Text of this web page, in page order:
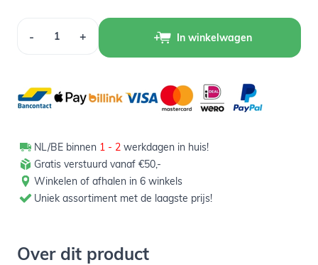
- + In winkelwagen
NL/BE binnen 1 - 2 werkdagen in huis!
Gratis verstuurd vanaf €50,-
Winkelen of afhalen in 6 winkels
Uniek assortiment met de laagste prijs!
Over dit product